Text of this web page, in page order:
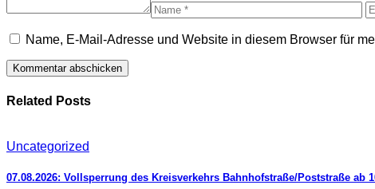
Name, E-Mail-Adresse und Website in diesem Browser für
Related Posts
Uncategorized
07.08.2026: Vollsperrung des Kreisverkehrs Bahnhofstraße/Poststraße ab